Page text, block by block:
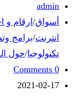
admin
أسواق/ارقام و
انترنت/برامج
تكنولوجيا/حول
0 Comments
2021-02-17